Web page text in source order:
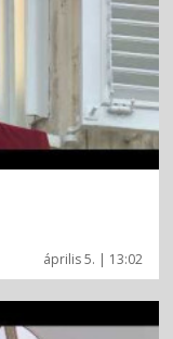
április 5. | 13:02